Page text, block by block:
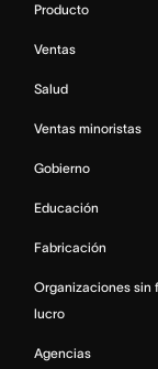
Producto
Ventas
Salud
Ventas minoristas
Gobierno
Educación
Fabricación
Organizaciones sin
lucro
Agencias